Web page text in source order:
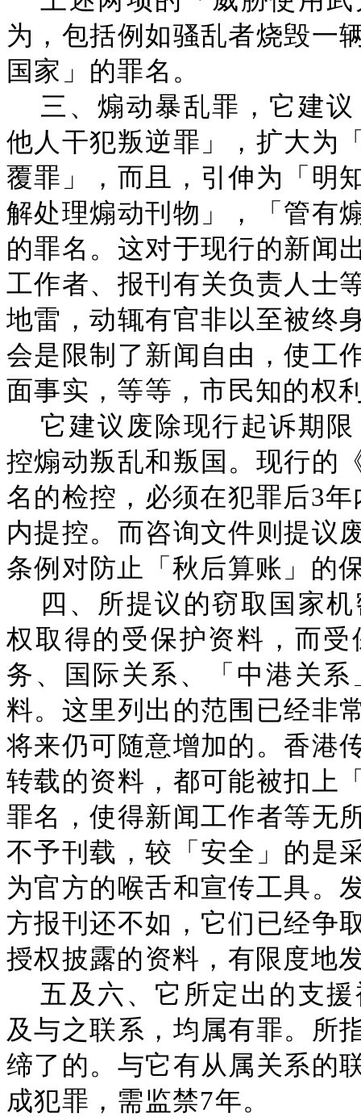
为，包括例如骚乱者烧毁一
国家」的罪名。
三、煽动暴乱罪，它建
他人干犯叛逆罪」，扩大为
覆罪」，而且，引伸为「明
解处理煽动刊物」，「管有
的罪名。这对于现行的新闻
工作者、报刊有关负责人士
地雷，动辄有官非以至被终
会是限制了新闻自由，使工
面事实，等等，市民知的权
它建议废除现行起诉期
控煽动叛乱和叛国。现行的
名的检控，必须在犯罪后3
内提控。而咨询文件则提议
条例对防止「秋后算账」的
四、所提议的窃取国家
权取得的受保护资料，而
务、国际关系、「中港关
料。这里列出的范围已经非
将来仍可随意增加的。香港
转载的资料，都可能被扣上
罪名，使得新闻工作者等无
不予刊载，较「安全」的是
为官方的喉舌和宣传工具。
方报刊还不如，它们已经争
授权披露的资料，有限度地
五及六、它所定出的支
及与之联系，均属有罪。所
缔了的。与它有从属关系的
成犯罪，需监禁7年。